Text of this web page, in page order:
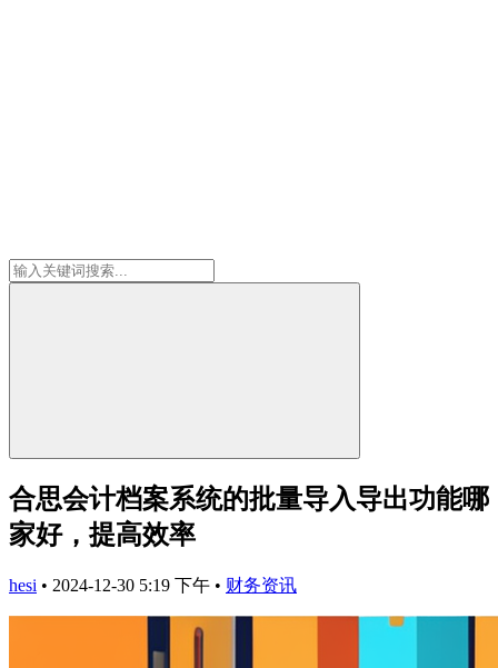
合思会计档案系统的批量导入导出功能哪
家好，提高效率
hesi • 2024-12-30 5:19 下午 • 财务资讯